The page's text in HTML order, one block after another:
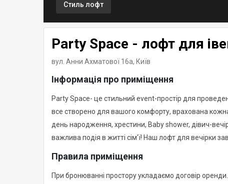
Стиль лофт
Party Space - лофт для
вул. Анни Ахматової 16а, Київ
Інформація про приміщення
Party Space- це стильний event-простір для
все створено для вашого комфорту, врахована
день народження, хрестини, Baby shower, дівич-
важлива подія в житті сім'ї! Наш лофт для вечірки
Правила приміщення
При бронюванні простору укладаємо договір